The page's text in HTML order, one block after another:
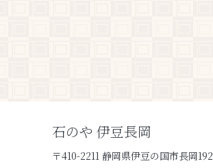
石のや 伊豆長岡
〒410-2211 静岡県伊豆の国市長岡192